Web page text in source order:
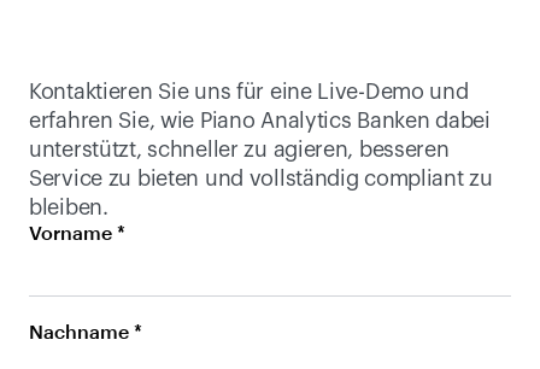
Kontaktieren Sie uns für eine Live-Demo und
erfahren Sie, wie Piano Analytics Banken dabei
unterstützt, schneller zu agieren, besseren
Service zu bieten und vollständig compliant zu
bleiben.